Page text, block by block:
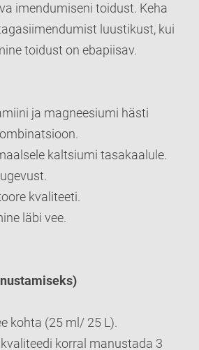
imendumiseni toidust. Keha
luustikust, kui
toidust on ebapiisav.
ja magneesiumi hästi
kaltsiumi tasakaalule.
kvaliteeti.
läbi vee.
kohta (25 ml/ 25 L).
korral manustada 3